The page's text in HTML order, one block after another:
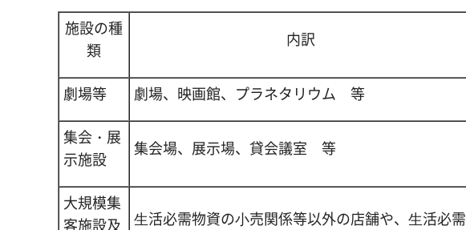
施設の種
類
内訳
劇場等 劇場、映画館、プラネタリウム 等
集会・展
示施設
集会場、展示場、貸会議室 等
大規模集
客施設及
⽣活必需物資の⼩売関係等以外の店舗や、⽣活必需